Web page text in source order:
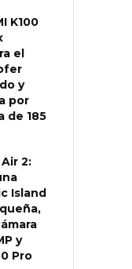
K100
el
y
por
de 185
2:
Island
y
Pro